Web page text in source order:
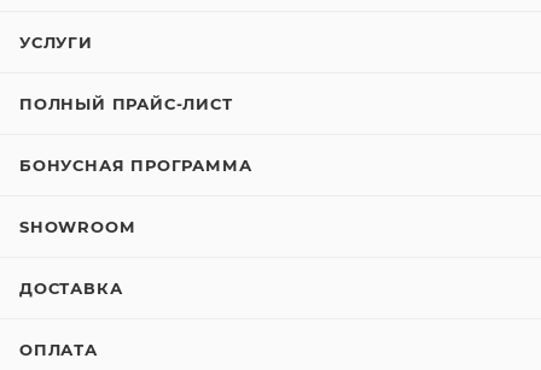
УСЛУГИ
ПОЛНЫЙ ПРАЙС-ЛИСТ
БОНУСНАЯ ПРОГРАММА
SHOWROOM
ДОСТАВКА
ОПЛАТА